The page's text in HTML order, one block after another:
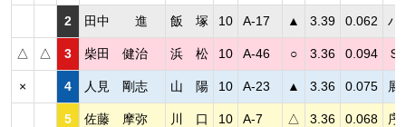
2 田中 進 飯 塚 10 A-17 ▲ 3.39 0.062 ハ
△ △ 3 柴田 健治 浜 松 10 A-46 ○ 3.36 0.094 Ｓ
× 4 人見 剛志 山 陽 10 A-23 ▲ 3.36 0.075 展
5 佐藤 摩弥 川 口 10 A-7 △ 3.36 0.068 序